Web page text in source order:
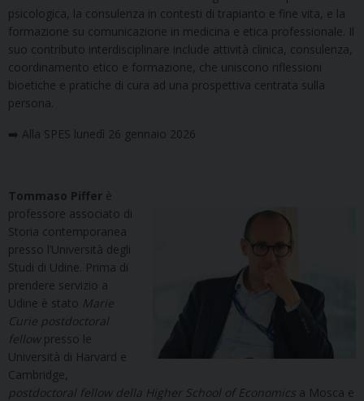
psicologica, la consulenza in contesti di trapianto e fine vita, e la
formazione su comunicazione in medicina e etica professionale. Il
suo contributo interdisciplinare include attività clinica, consulenza,
coordinamento etico e formazione, che uniscono riflessioni
bioetiche e pratiche di cura ad una prospettiva centrata sulla
persona.
➡️ Alla SPES lunedì 26 gennaio 2026
Tommaso Piffer è
professore associato di
Storia contemporanea
presso l’Università degli
Studi di Udine. Prima di
prendere servizio a
Udine è stato Marie
Curie postdoctoral
fellowpresso le
Università di Harvard e
Cambridge,
postdoctoral fellow della Higher School of Economics a Mosca e